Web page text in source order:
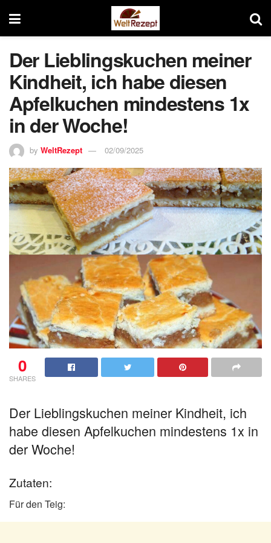
Der Lieblingskuchen meiner
Kindheit, ich habe diesen
Apfelkuchen mindestens 1x
in der Woche!
by WeltRezept 02/09/2025
0
SHARES
Der Lieblingskuchen meiner Kindheit, ich
habe diesen Apfelkuchen mindestens 1x in
der Woche!
Zutaten:
Für den Teig: